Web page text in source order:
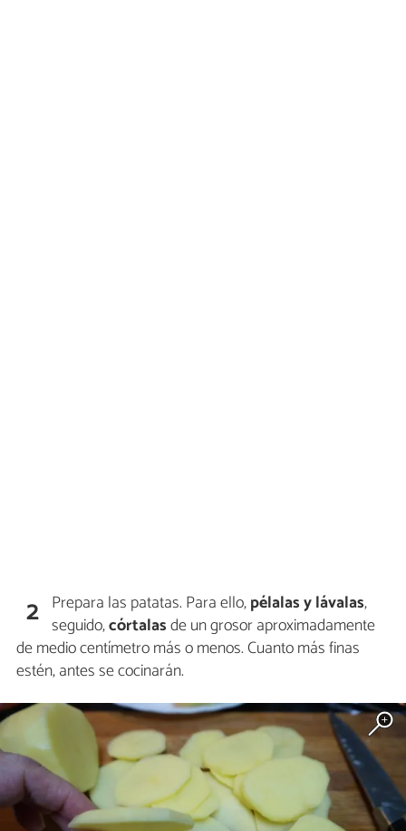
2 Prepara las patatas. Para ello,pélalas y lávalas,
seguido,córtalasde un grosor aproximadamente
de medio centímetro más o menos. Cuanto más finas
estén, antes se cocinarán.